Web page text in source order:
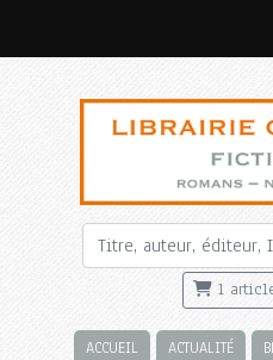
1
ACCUEIL ACTUALITÉ